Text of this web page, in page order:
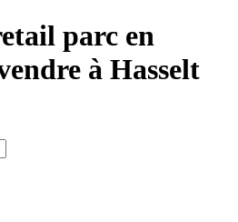
parc en
à Hasselt